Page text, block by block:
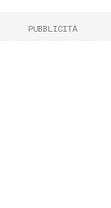
PUBBLICITÀ